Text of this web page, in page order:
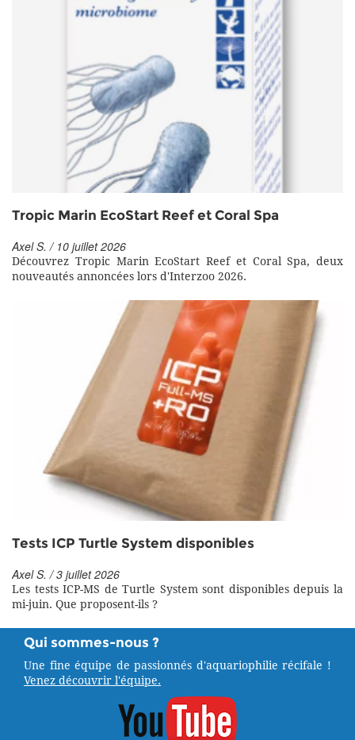
Tropic Marin EcoStart Reef et Coral Spa
Axel S. / 10 juillet 2026
Découvrez Tropic Marin EcoStart Reef et Coral Spa, deux
nouveautés annoncées lors d'Interzoo 2026.
Tests ICP Turtle System disponibles
Axel S. / 3 juillet 2026
Les tests ICP-MS de Turtle System sont disponibles depuis la
mi-juin. Que proposent-ils ?
Qui sommes-nous ?
Une fine équipe de passionnés d'aquariophilie récifale !
Venez découvrir l'équipe.